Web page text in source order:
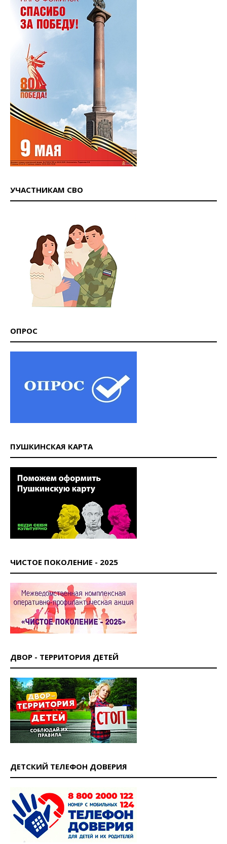
УЧАСТНИКАМ СВО
ОПРОС
ПУШКИНСКАЯ КАРТА
ЧИСТОЕ ПОКОЛЕНИЕ - 2025
ДВОР - ТЕРРИТОРИЯ ДЕТЕЙ
ДЕТСКИЙ ТЕЛЕФОН ДОВЕРИЯ